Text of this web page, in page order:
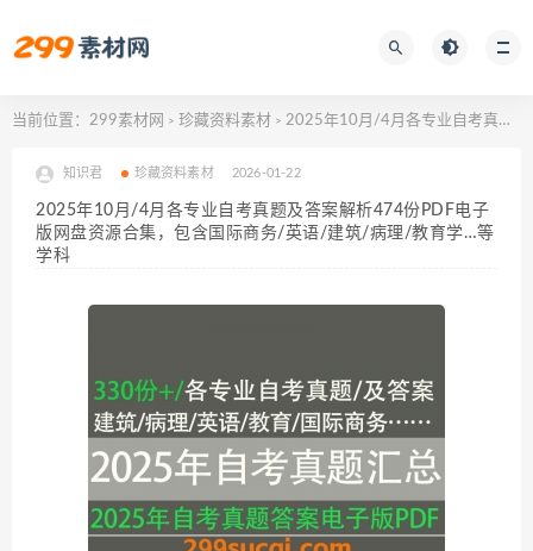
当前位置： 299素材网 > 珍藏资料素材 > 2025年10月/4月各专业自考真题及答案解析474份PDF电子版网盘资源合集，包含国际商务/英语/建筑/病理/教育学…等学科
知识君 珍藏资料素材 2026-01-22
2025年10月/4月各专业自考真题及答案解析474份PDF电子
版网盘资源合集，包含国际商务/英语/建筑/病理/教育学…等
学科